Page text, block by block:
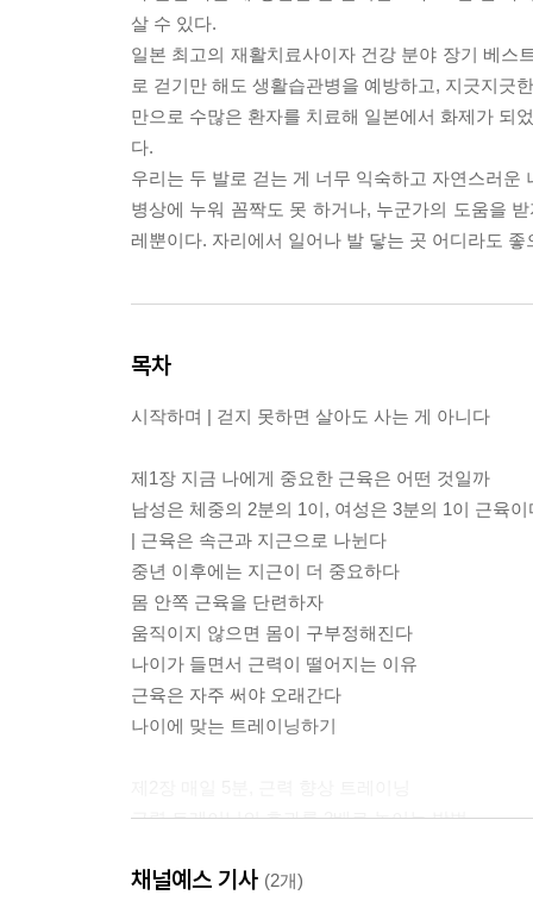
살 수 있다.
일본 최고의 재활치료사이자 건강 분야 장기 베스
로 걷기만 해도 생활습관병을 예방하고, 지긋지긋
만으로 수많은 환자를 치료해 일본에서 화제가 되
다.
우리는 두 발로 걷는 게 너무 익숙하고 자연스러
병상에 누워 꼼짝도 못 하거나, 누군가의 도움을
레뿐이다. 자리에서 일어나 발 닿는 곳 어디라도
목차
시작하며 | 걷지 못하면 살아도 사는 게 아니다
제1장 지금 나에게 중요한 근육은 어떤 것일까
남성은 체중의 2분의 1이, 여성은 3분의 1이 근육이
| 근육은 속근과 지근으로 나뉜다
중년 이후에는 지근이 더 중요하다
몸 안쪽 근육을 단련하자
움직이지 않으면 몸이 구부정해진다
나이가 들면서 근력이 떨어지는 이유
근육은 자주 써야 오래간다
나이에 맞는 트레이닝하기
근력 트레이닝의 효과를 2배로 높이는 방법
생기면 강도나 횟수를 조절한다 | 근육에 따라 트레
채널예스 기사 (2개)